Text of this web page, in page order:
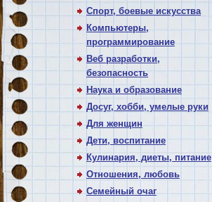
Спорт, боевые искусства
Компьютеры,
программирование
Веб разработки,
безопасность
Наука и образование
Досуг, хобби, умелые руки
Для женщин
Дети, воспитание
Кулинария, диеты, питание
Отношения, любовь
Семейный очаг